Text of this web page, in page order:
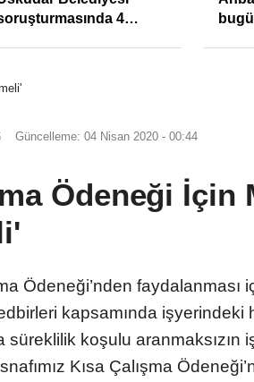
4
Güncelleme: 04 Nisan 2020 - 00:44
Ödeneği İçin
Ödeneği’nden faydalanması
kapsamında işyerindeki
koşulu aranmaksızın
Kısa Çalışma